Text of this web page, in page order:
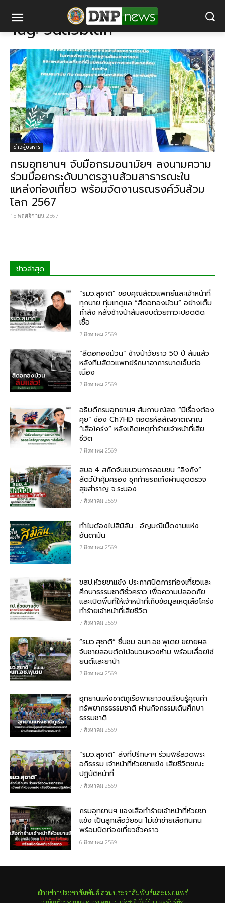
Tag:วันส้วมโลก
ข่าวผู้บริหาร
กรมอุทยานฯ จับมือกรมอนามัยฯ ลงนามความ
ร่วมมือยกระดับมาตรฐานส้วมสาธารณะใน
แหล่งท่องเที่ยว พร้อมจัดงานรณรงค์วันส้วม
โลก 2567
15 พฤศจิกายน 2567
ข่าวล่าสุด
“รมว.สุชาติ” ขอบคุณสัตวแพทย์และเจ้าหน้าที่
ทุกนาย ทุ่มเทดูแล “สีดอทองม้วน” อย่างเต็ม
กำลัง หลังช้างป่าล้มสงบด้วยภาวะปอดติด
เชื้อ
7 สิงหาคม 2569
“สีดอทองม้วน” ช้างป่าวัยราว 50 ปี ล้มแล้ว
หลังทีมสัตวแพทย์รักษาอาการบาดเจ็บต่อ
เนื่อง
7 สิงหาคม 2569
อธิบดีกรมอุทยานฯ สัมภาษณ์สด “มีเรื่องต้อง
คุย” ช่อง Ch7HD ถอดรหัสสัญชาตญาณ
“เสือโคร่ง” หลังเกิดเหตุทำร้ายเจ้าหน้าที่เสีย
ชีวิต
7 สิงหาคม 2569
สบอ.4 สกัดจับขบวนการลอบขน “ลิงกัง”
สัตว์ป่าคุ้มครอง ซุกท้ายรถเก๋งผ่านจุดตรวจ
สุขสำราญ จ.ระนอง
7 สิงหาคม 2569
ทำไมต้องไปสิมิลัน… อัญมณีเม็ดงามแห่ง
อันดามัน
7 สิงหาคม 2569
ขสป.ห้วยขาแข้ง ประกาศปิดการท่องเที่ยวและ
ศึกษาธรรมชาติชั่วคราว เพื่อความปลอดภัย
และเปิดพื้นที่ให้เจ้าหน้าที่เก็บข้อมูลเหตุเสือโคร่ง
ทำร้ายเจ้าหน้าที่เสียชีวิต
7 สิงหาคม 2569
“รมว.สุชาติ” ชื่นชม​ จนท.อช.พุเตย​ ขยายผล
จับชายลอบตัดไม้ฉนวนหวงห้าม พร้อมเลื่อยโซ่
ยนต์และยาบ้า
7 สิงหาคม 2569
อุทยานแห่งชาติภูเรือพาเยาวชนเรียนรู้คุณค่า
ทรัพยากรธรรมชาติ ผ่านกิจกรรมเดินศึกษา
ธรรมชาติ
7 สิงหาคม 2569
“รมว.สุชาติ” ส่งที่ปรึกษาฯ ร่วมพิธีสวดพระ
อภิธรรม เจ้าหน้าที่ห้วยขาแข้ง เสียชีวิตขณะ
ปฏิบัติหน้าที่
7 สิงหาคม 2569
กรม​อุทยานฯ แจงเสือทำร้ายเจ้าหน้าที่ห้วยขา
แข้ง เป็นลูกเสือวัยซน ไม่เข้าข่ายเสือกินคน
พร้อมปิดท่องเที่ยวชั่วคราว
6 สิงหาคม 2569
ฝ่ายข่าวประชาสัมพันธ์ ส่วนประชาสัมพันธ์และเผยแพร่